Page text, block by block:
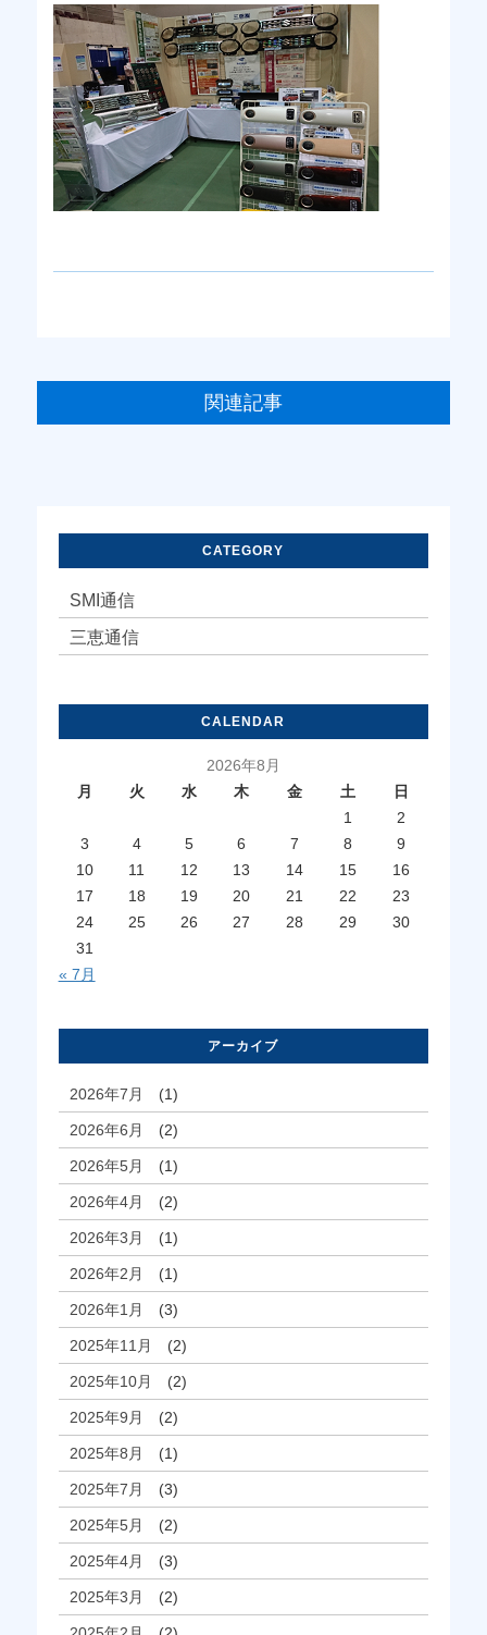
関連記事
CATEGORY
SMI通信
三恵通信
CALENDAR
2026年8月
月
火 水 木 金 土
日
1
2
3
4 5 6 7 8
9
10
11 12 13 14 15
16
17
18 19 20 21 22
23
24
25 26 27 28 29
30
31
« 7月
アーカイブ
2026年7月 (1)
2026年6月 (2)
2026年5月 (1)
2026年4月 (2)
2026年3月 (1)
2026年2月 (1)
2026年1月 (3)
2025年11月 (2)
2025年10月 (2)
2025年9月 (2)
2025年8月 (1)
2025年7月 (3)
2025年5月 (2)
2025年4月 (3)
2025年3月 (2)